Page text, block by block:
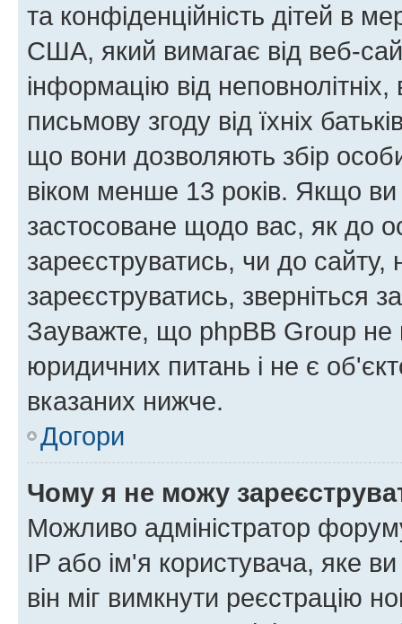
та конфіденційність дітей в
США, який вимагає від веб-
інформацію від
письмову згоду від їхніх
що вони дозволяють збір
віком менше 13 років. Якщо
застосоване щодо вас, як до
зареєструватись, чи до
зареєструватись, зверніться
Зауважте, що phpBB Group не
юридичних питань і не є
вказаних нижче.
Догори
Чому я не можу
Можливо адміністратор
IP або ім'я користувача, яке
він міг вимкнути реєстрацію